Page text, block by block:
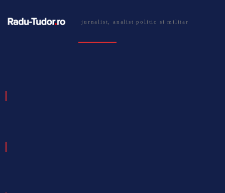
jurnalist, analist politic si militar